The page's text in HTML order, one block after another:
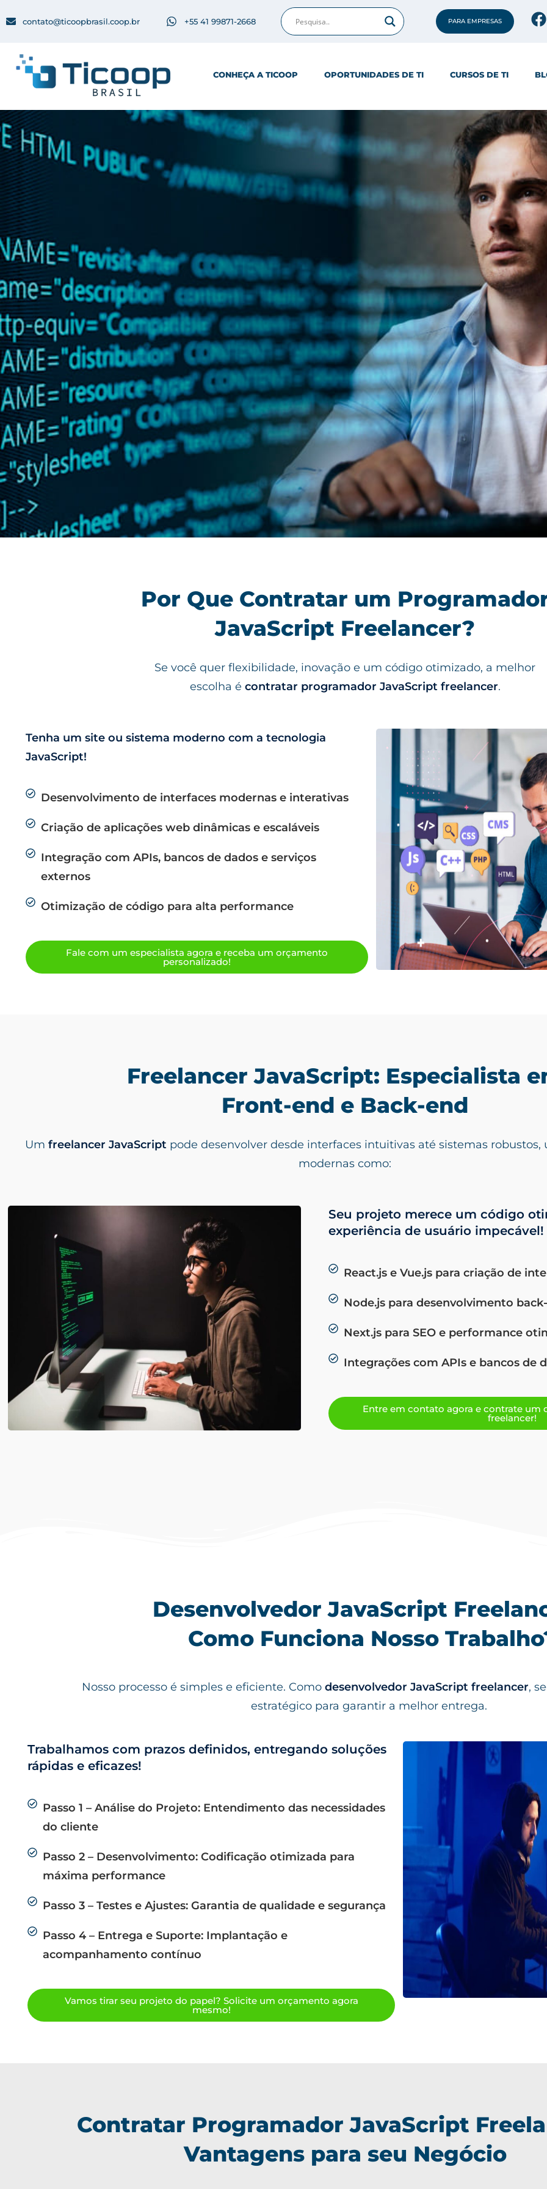
contato@ticoopbrasil.coop.br +55 41 99871-2668 PARA EMPRESAS
CONHEÇA A TICOOP OPORTUNIDADES DE TI CURSOS DE TI
Web
Precisa de um site dinâmico, interativo e de alta performance? Um
programador JavaScript freelancer pode criar aplicações modernas,
Fale agora com um especialista e leve seu projeto ao próximo nível!
Por Que Contratar um
JavaScript Freelancer?
Se você quer flexibilidade, inovação e um código otimizado, a melhor
escolha é contratar programador JavaScript freelancer.
Tenha um site ou sistema moderno com a tecnologia
JavaScript!
Desenvolvimento de interfaces modernas e interativas
Criação de aplicações web dinâmicas e escaláveis
Integração com APIs, bancos de dados e serviços
externos
Otimização de código para alta performance
Fale com um especialista agora e receba um orçamento
personalizado!
Freelancer JavaScript: Especialista
Front-end e Back-end
Um freelancer JavaScript pode desenvolver desde interfaces intuitivas até sistemas
modernas como:
Seu projeto merece um código
experiência de usuário impecável!
React.js e Vue.js para criação de
Node.js para desenvolvimento
Next.js para SEO e performance
Integrações com APIs e bancos de
Entre em contato agora e contrate um
freelancer!
Desenvolvedor JavaScript
Como Funciona Nosso
Nosso processo é simples e eficiente. Comodesenvolvedor JavaScript freelancer,
estratégico para garantir a melhor entrega.
Trabalhamos com prazos definidos, entregando soluções
rápidas e eficazes!
Passo 1 – Análise do Projeto: Entendimento das necessidades
do cliente
Passo 2 – Desenvolvimento: Codificação otimizada para
máxima performance
Passo 3 – Testes e Ajustes: Garantia de qualidade e segurança
Passo 4 – Entrega e Suporte: Implantação e
acompanhamento contínuo
Vamos tirar seu projeto do papel? Solicite um orçamento agora
mesmo!
Contratar Programador JavaScript
Vantagens para seu Negócio